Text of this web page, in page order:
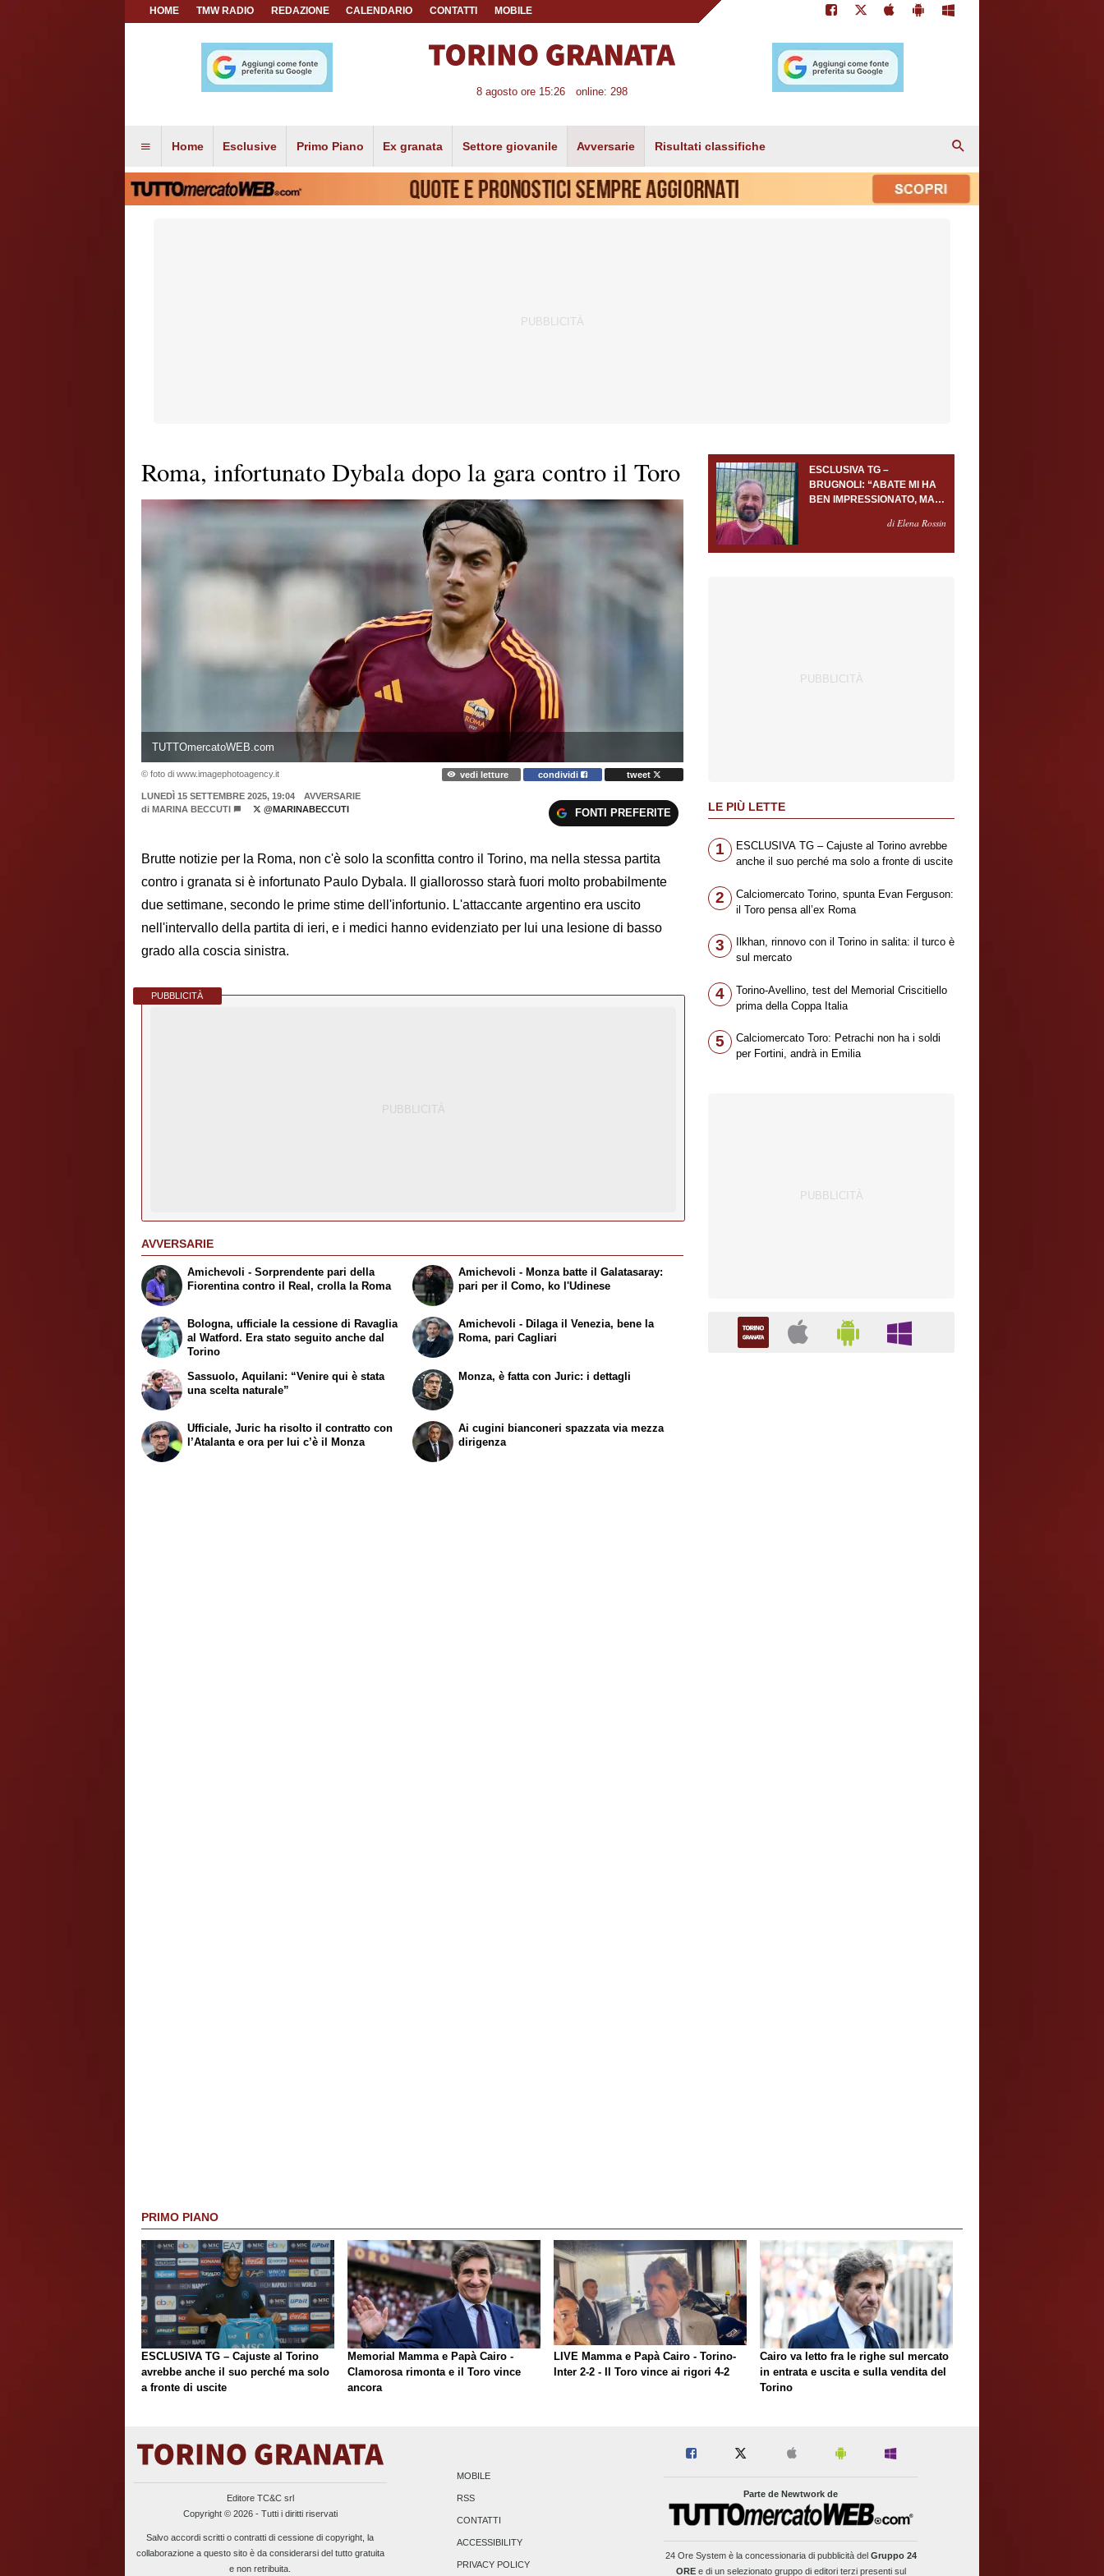
HOME TMW RADIO REDAZIONE CALENDARIO CONTATTI MOBILE
8 agosto ore 15:26 online: 298
Home Esclusive Primo Piano Ex granata Settore giovanile Avversarie Risultati classifiche
Roma, infortunato Dybala dopo la gara contro il Toro
TUTTOmercatoWEB.com
© foto di www.imagephotoagency.it vedi letture condividi tweet
LUNEDÌ 15 SETTEMBRE 2025, 19:04
AVVERSARIE
di MARINA BECCUTI @MARINABECCUTI FONTI PREFERITE
Brutte notizie per la Roma, non c'è solo la sconfitta contro il Torino, ma nella stessa partita
contro i granata si è infortunato Paulo Dybala. Il giallorosso starà fuori molto probabilmente
due settimane, secondo le prime stime dell'infortunio. L'attaccante argentino era uscito
nell'intervallo della partita di ieri, e i medici hanno evidenziato per lui una lesione di basso
grado alla coscia sinistra.
PUBBLICITÀ
AVVERSARIE
Amichevoli - Sorprendente pari della
Fiorentina contro il Real, crolla la Roma
Bologna, ufficiale la cessione di Ravaglia
al Watford. Era stato seguito anche dal
Torino
Amichevoli - Monza batte il Galatasaray:
pari per il Como, ko l'Udinese
Amichevoli - Dilaga il Venezia, bene la
Roma, pari Cagliari
Sassuolo, Aquilani: “Venire qui è stata
una scelta naturale”
Ufficiale, Juric ha risolto il contratto con
l’Atalanta e ora per lui c’è il Monza
Monza, è fatta con Juric: i dettagli
Ai cugini bianconeri spazzata via mezza
dirigenza
ESCLUSIVA TG –
BRUGNOLI: “ABATE MI HA
BEN IMPRESSIONATO, MA
PORTIERE SERVONOdi Elena Rossin
LE PIÙ LETTE
1
ESCLUSIVA TG – Cajuste al Torino avrebbe
anche il suo perché ma solo a fronte di uscite
2
Calciomercato Torino, spunta Evan Ferguson:
il Toro pensa all’ex Roma
3
Ilkhan, rinnovo con il Torino in salita: il turco è
sul mercato
4
Torino-Avellino, test del Memorial Criscitiello
prima della Coppa Italia
5
Calciomercato Toro: Petrachi non ha i soldi
per Fortini, andrà in Emilia
PRIMO PIANO
ESCLUSIVA TG – Cajuste al Torino
avrebbe anche il suo perché ma solo
a fronte di uscite
Memorial Mamma e Papà Cairo -
Clamorosa rimonta e il Toro vince
ancora
LIVE Mamma e Papà Cairo - Torino-
Inter 2-2 - Il Toro vince ai rigori 4-2
Cairo va letto fra le righe sul mercato
in entrata e uscita e sulla vendita del
Torino
Editore TC&C srl
Copyright © 2026 - Tutti i diritti riservati
Salvo accordi scritti o contratti di cessione di copyright, la
collaborazione a questo sito è da considerarsi del tutto gratuita
e non retribuita.
MOBILE
RSS
CONTATTI
ACCESSIBILITY
PRIVACY POLICY
Parte de Newtwork de
24 Ore Systemè la concessionaria di pubblicità del Gruppo 24
OREe di un selezionato gruppo di editori terzi presenti sul